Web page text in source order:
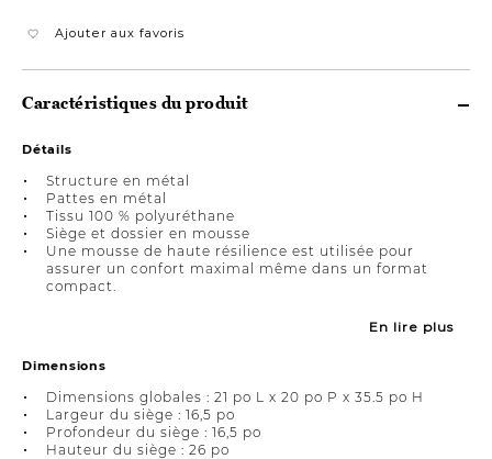
Ajouter aux favoris
Caractéristiques du produit
Détails
Structure en métal
Pattes en métal
Tissu 100 % polyuréthane
Siège et dossier en mousse
Une mousse de haute résilience est utilisée pour
assurer un confort maximal même dans un format
compact.
En lire plus
Dimensions
Dimensions globales : 21 po L x 20 po P x 35.5 po H
Largeur du siège : 16,5 po
Profondeur du siège : 16,5 po
Hauteur du siège : 26 po